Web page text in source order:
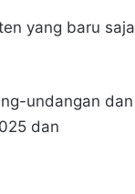
yang baru saja
undangan dan
dan